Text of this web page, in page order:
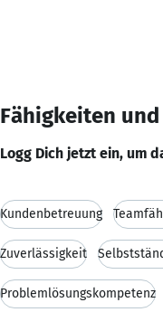
Fähigkeiten
Logg Dich jetzt ein, um
Kundenbetreuung
Zuverlässigkeit
Problemlösungskompetenz